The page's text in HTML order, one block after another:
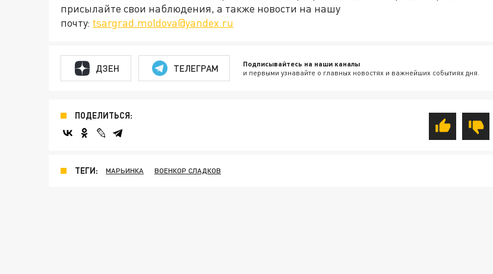
присылайте свои наблюдения, а также новости на нашу
почту: tsargrad.moldova@yandex.ru
ДЗЕН ТЕЛЕГРАМ Подписывайтесь на наши каналы
и первыми узнавайте о главных новостях и важнейших событиях дня.
ПОДЕЛИТЬСЯ:
ТЕГИ: МАРЬИНКА ВОЕНКОР СЛАДКОВ